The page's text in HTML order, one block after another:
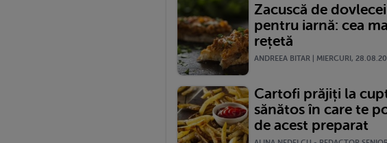
Zacuscă de
pentru iarnă: cea
rețetă
ANDREEA BITAR | MIERCURI,
Cartofi prăjiți la
sănătos în care te
de acest preparat